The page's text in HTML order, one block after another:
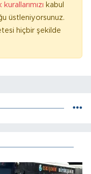
kabul
üstleniyorsunuz.
hiçbir şekilde